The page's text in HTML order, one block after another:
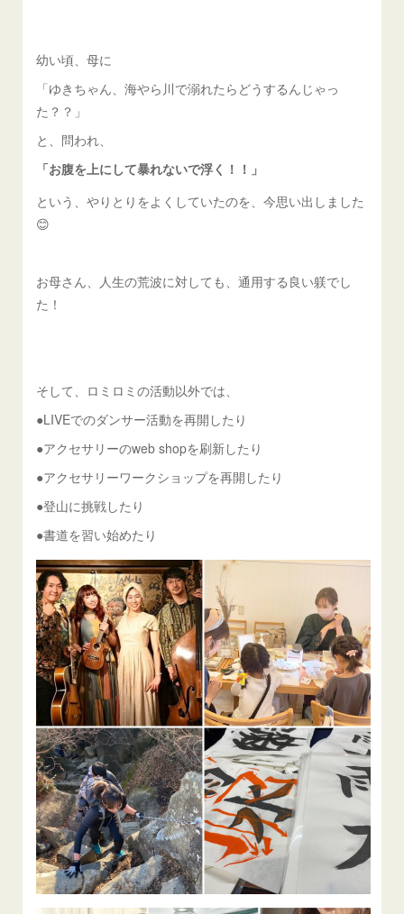
幼い頃、母に
「ゆきちゃん、海やら川で溺れたらどうするんじゃっ
た？？」
と、問われ、
「お腹を上にして暴れないで浮く！！」
という、やりとりをよくしていたのを、今思い出しました
😊
お母さん、人生の荒波に対しても、通用する良い躾でし
た！
そして、ロミロミの活動以外では、
●LIVEでのダンサー活動を再開したり
●アクセサリーのweb shopを刷新したり
●アクセサリーワークショップを再開したり
●登山に挑戦したり
●書道を習い始めたり